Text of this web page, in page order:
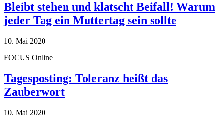
Bleibt stehen und klatscht Beifall! Warum
jeder Tag ein Muttertag sein sollte
10. Mai 2020
FOCUS Online
Tagesposting: Toleranz heißt das
Zauberwort
10. Mai 2020